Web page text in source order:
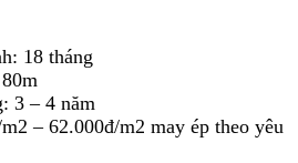
18 tháng
3 – 4 năm
– 62.000đ/m2 may ép theo yêu